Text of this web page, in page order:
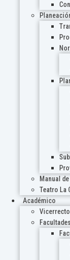
Manual
Teatro La
Académico
Facultades